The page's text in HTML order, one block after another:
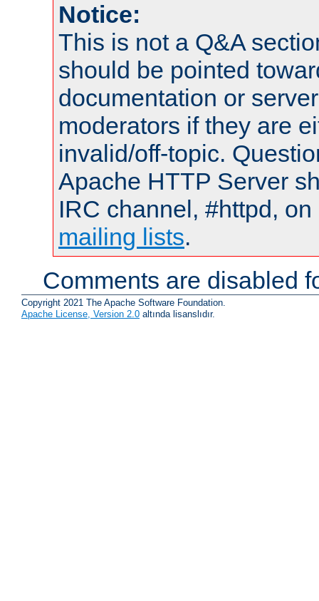
Notice:
This is not a Q&A
should be pointed
documentation or
moderators if they are
invalid/off-topic.
Apache HTTP Server
IRC channel, #httpd,
mailing lists.
Comments are disabled
Copyright 2021 The Apache Software Foundation.
Apache License, Version 2.0 altında lisanslıdır.